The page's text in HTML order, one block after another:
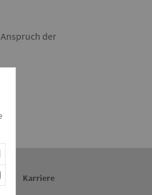
der
Karriere